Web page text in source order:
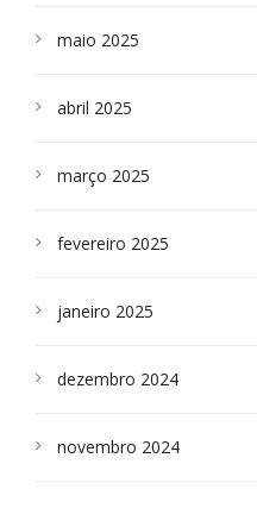
maio 2025
abril 2025
março 2025
fevereiro 2025
janeiro 2025
dezembro 2024
novembro 2024